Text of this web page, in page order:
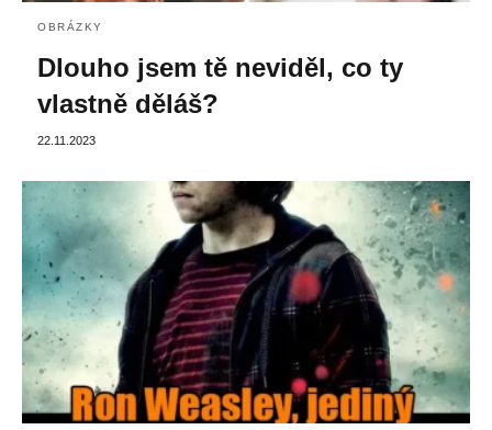
OBRÁZKY
Dlouho jsem tě neviděl, co ty
vlastně děláš?
22.11.2023